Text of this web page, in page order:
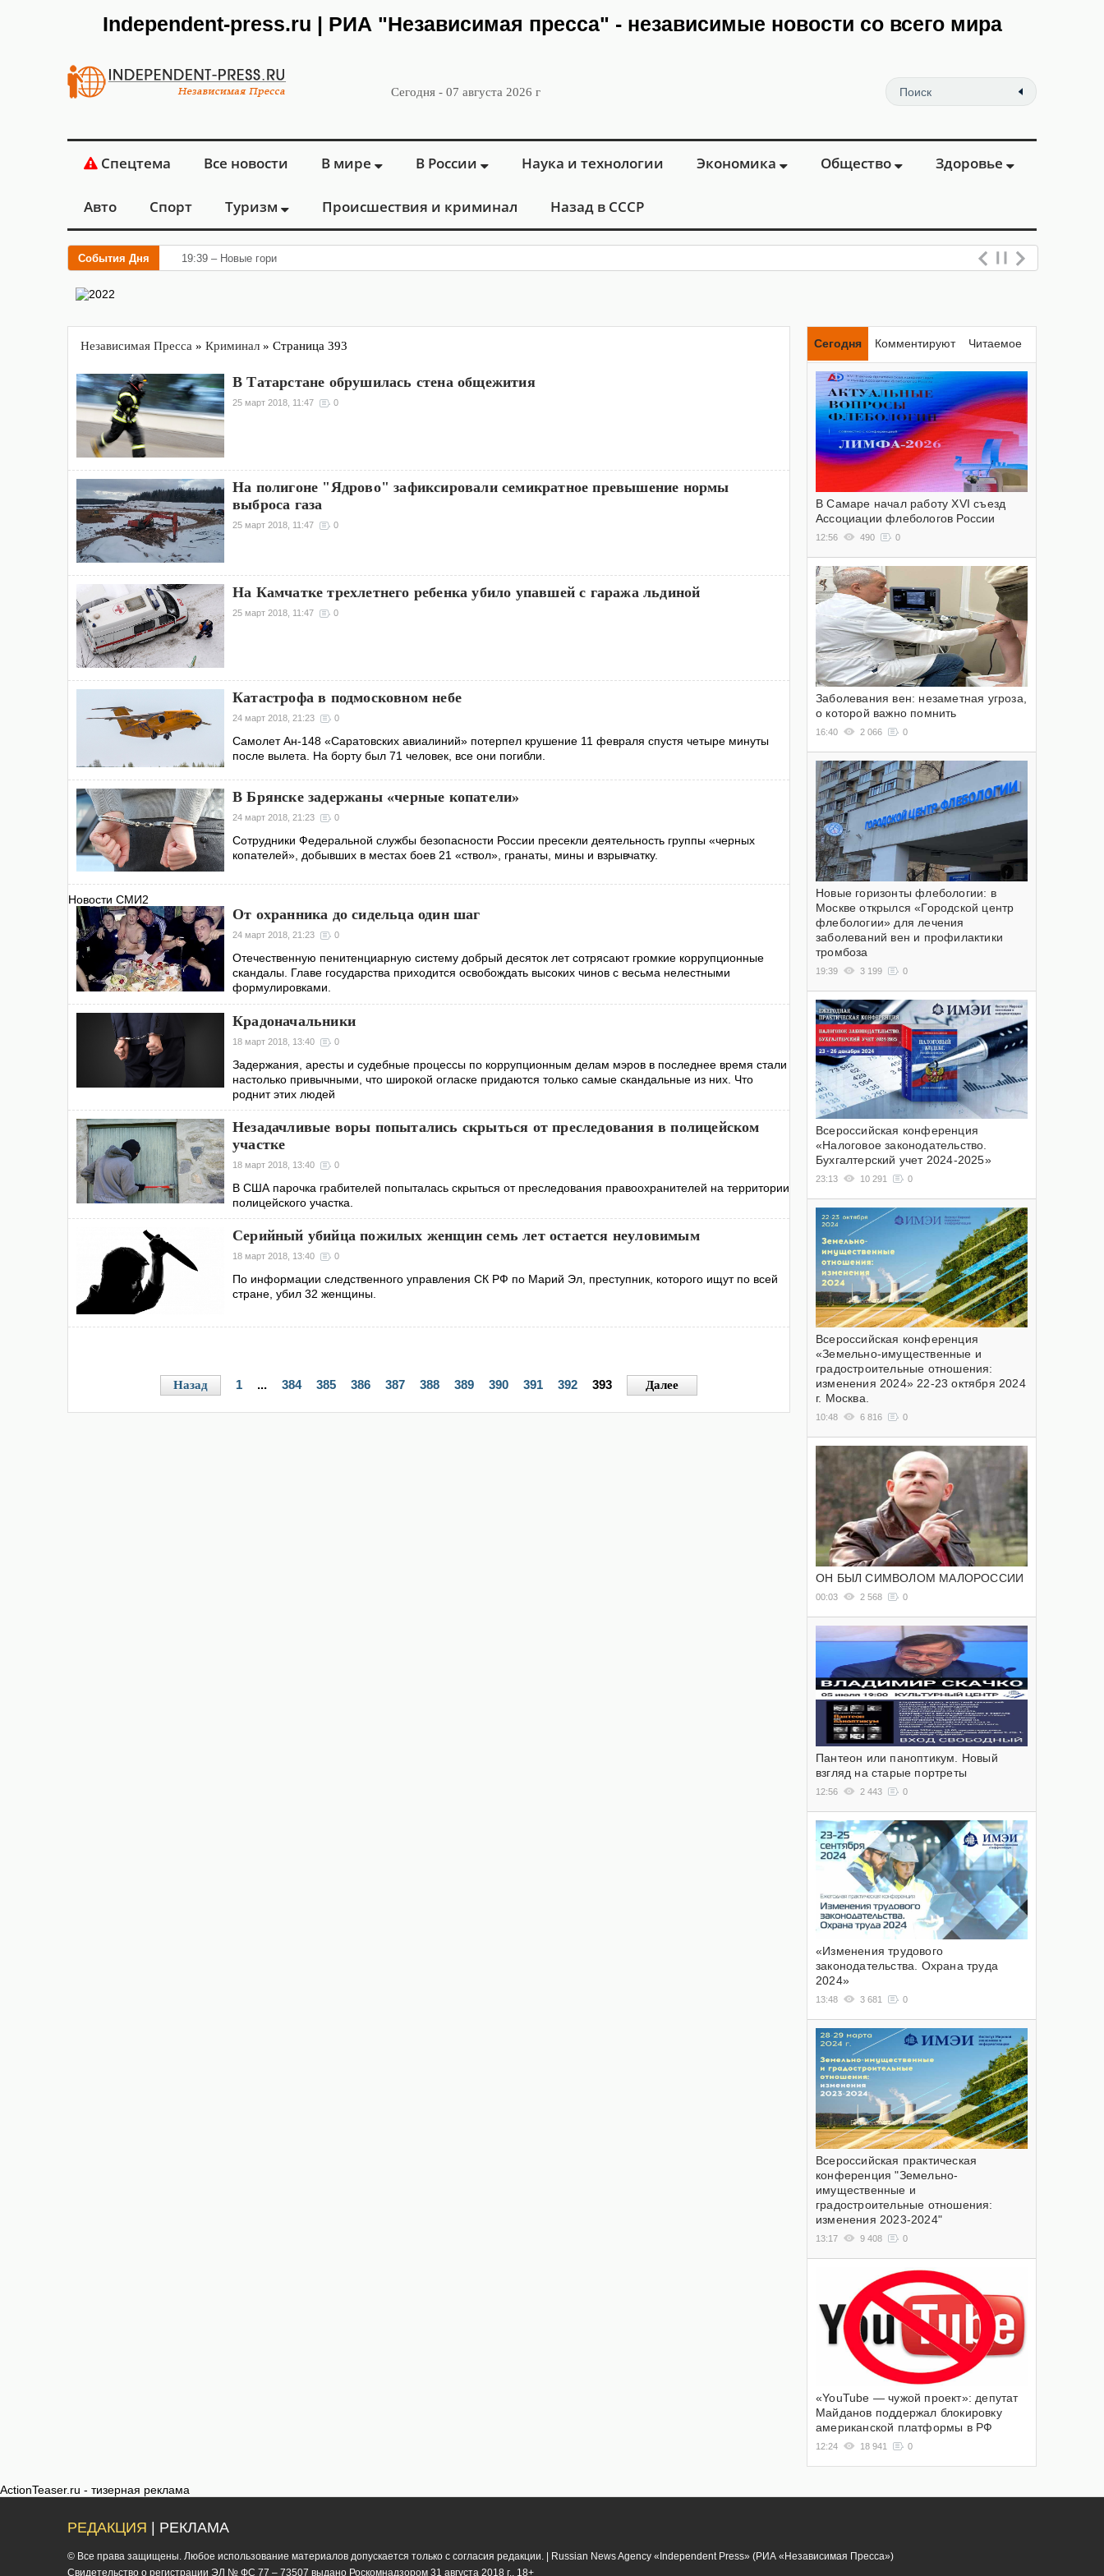
Independent-press.ru | РИА "Независимая пресса" - независимые новости со всего мира
Сегодня - 07 августа 2026 г
Спецтема Все новости В мире В России Наука и технологии Экономика Общество Здоровье
Авто Спорт Туризм Происшествия и криминал Назад в СССР
События Дня 19:39 – Новые горизонты флебологии: в Москве
Независимая Пресса » Криминал » Страница 393
В Татарстане обрушилась стена общежития
25 март 2018, 11:47 0
На полигоне "Ядрово" зафиксировали семикратное превышение нормы
выброса газа
25 март 2018, 11:47 0
На Камчатке трехлетнего ребенка убило упавшей с гаража льдиной
25 март 2018, 11:47 0
Катастрофа в подмосковном небе
24 март 2018, 21:23 0
Самолет Ан-148 «Саратовских авиалиний» потерпел крушение 11 февраля спустя четыре минуты
после вылета. На борту был 71 человек, все они погибли.
В Брянске задержаны «черные копатели»
24 март 2018, 21:23 0
Сотрудники Федеральной службы безопасности России пресекли деятельность группы «черных
копателей», добывших в местах боев 21 «ствол», гранаты, мины и взрывчатку.
Новости СМИ2
От охранника до сидельца один шаг
24 март 2018, 21:23 0
Отечественную пенитенциарную систему добрый десяток лет сотрясают громкие коррупционные
скандалы. Главе государства приходится освобождать высоких чинов с весьма нелестными
формулировками.
Крадоначальники
18 март 2018, 13:40 0
Задержания, аресты и судебные процессы по коррупционным делам мэров в последнее время стали
настолько привычными, что широкой огласке придаются только самые скандальные из них. Что
роднит этих людей
Незадачливые воры попытались скрыться от преследования в полицейском
участке
18 март 2018, 13:40 0
В США парочка грабителей попыталась скрыться от преследования правоохранителей на территории
полицейского участка.
Серийный убийца пожилых женщин семь лет остается неуловимым
18 март 2018, 13:40 0
По информации следственного управления СК РФ по Марий Эл, преступник, которого ищут по всей
стране, убил 32 женщины.
Назад 1 ... 384 385 386 387 388 389 390 391 392 393 Далее
Сегодня Комментируют Читаемое
В Самаре начал работу XVI съезд
Ассоциации флебологов России
12:56 490 0
Заболевания вен: незаметная угроза,
о которой важно помнить
16:40 2 066 0
Новые горизонты флебологии: в
Москве открылся «Городской центр
флебологии» для лечения
заболеваний вен и профилактики
тромбоза
19:39 3 199 0
Всероссийская конференция
«Налоговое законодательство.
Бухгалтерский учет 2024-2025»
23:13 10 291 0
Всероссийская конференция
«Земельно-имущественные и
градостроительные отношения:
изменения 2024» 22-23 октября 2024
г. Москва.
10:48 6 816 0
ОН БЫЛ СИМВОЛОМ МАЛОРОССИИ
00:03 2 568 0
Пантеон или паноптикум. Новый
взгляд на старые портреты
12:56 2 443 0
«Изменения трудового
законодательства. Охрана труда
2024»
13:48 3 681 0
Всероссийская практическая
конференция "Земельно-
имущественные и
градостроительные отношения:
изменения 2023-2024"
13:17 9 408 0
«YouTube — чужой проект»: депутат
Майданов поддержал блокировку
американской платформы в РФ
12:24 18 941 0
ActionTeaser.ru - тизерная реклама
РЕДАКЦИЯ | РЕКЛАМА
© Все права защищены. Любое использование материалов допускается только с согласия редакции. | Russian News Agency «Independent Press» (РИА «Независимая Пресса»)
Cвидетельство о регистрации ЭЛ № ФС 77 – 73507 выдано Роскомнадзором 31 августа 2018 г.. 18+